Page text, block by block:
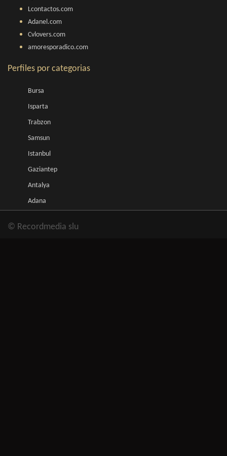
Lcontactos.com
Adanel.com
Cvlovers.com
amoresporadico.com
Perfiles por categorias
Bursa
Isparta
Trabzon
Samsun
Istanbul
Gaziantep
Antalya
Adana
© Recordmedia slu